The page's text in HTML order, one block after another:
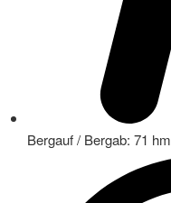
Bergauf / Bergab: 71 hm